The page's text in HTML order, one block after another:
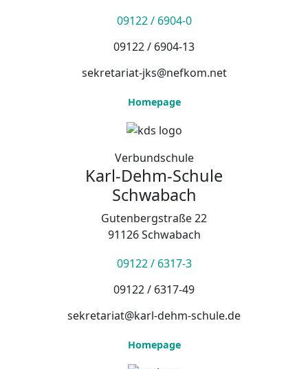
09122 / 6904-0
09122 / 6904-13
sekretariat-jks@nefkom.net
Homepage
Verbundschule
Karl-Dehm-Schule
Schwabach
Gutenbergstraße 22
91126 Schwabach
09122 / 6317-3
09122 / 6317-49
sekretariat@karl-dehm-schule.de
Homepage